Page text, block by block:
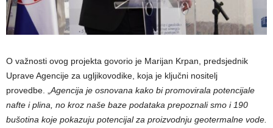
O važnosti ovog projekta govorio je Marijan Krpan, predsjednik
Uprave Agencije za ugljikovodike, koja je ključni nositelj
provedbe. „ Agencija je osnovana kako bi promovirala potencijale
nafte i plina, no kroz naše baze podataka prepoznali smo i 190
bušotina koje pokazuju potencijal za proizvodnju geotermalne vode.